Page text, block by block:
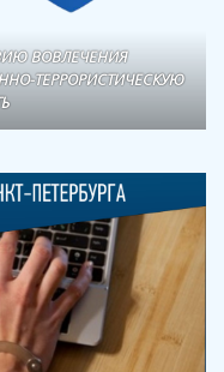
ВОВЛЕЧЕНИЯ
ТЕРРОРИСТИЧЕСКУЮ